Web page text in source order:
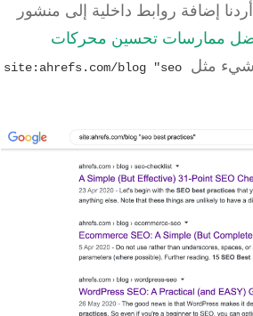
إضافة روابط داخلية إلى منشور
ممارسات تحسين محركات
مثل
site:ahrefs.com/blog "seo